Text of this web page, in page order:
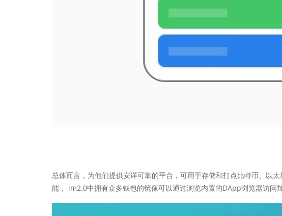
总体而言，为他们提供安详可靠的平台，可用于存储和打点比特币、以
能， im2.0中拥有众多钱包的镜像可以通过浏览内置的DApp浏览器访问